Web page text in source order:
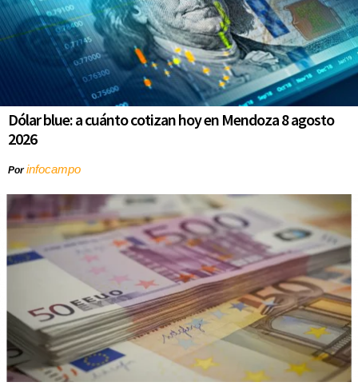
Dólar blue: a cuánto cotizan hoy en Mendoza 8 agosto
2026
Porinfocampo